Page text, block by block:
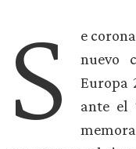
S
e
nuevo
Europa
ante el